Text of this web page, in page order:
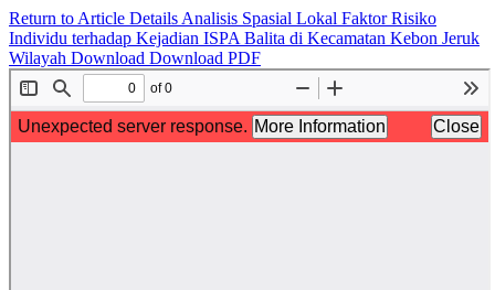
Return to Article Details Analisis Spasial Lokal Faktor Risiko
Individu terhadap Kejadian ISPA Balita di Kecamatan Kebon Jeruk
Wilayah Download Download PDF